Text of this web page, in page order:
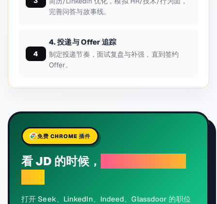
完善问答与故事线。
4. 投递与 Offer 追踪
制定投递节奏，面试复盘与补强，直到签约
Offer。
免费 CHROME 插件
看 JD 的时候，
打开 Seek、LinkedIn、Indeed、Glassdoor 的职位